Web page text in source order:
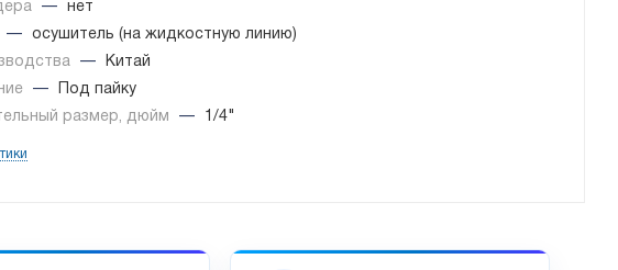
—
нет
—
осушитель (на жидкостную линию)
—
Китай
—
Под пайку
размер, дюйм
— 1/4"